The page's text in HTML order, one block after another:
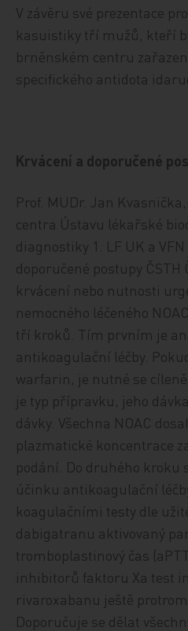
V závěru své prezentace
kasuistiky tří mužů, kteří
brněnském centru
specifického antidota
Krvácení a doporučené
Prof. MUDr. Jan
centra Ústavu lékařské
diagnostiky 1. LF UK a
doporučené postupy ČSTH
krvácení nebo nutnosti
nemocného léčeného
tří kroků. Tím prvním je
antikoagulační léčby.
warfarin, je nutné se
je typ přípravku, jeho
dávky. Všechna NOAC
plazmatické koncentrace
podání. Do druhého kroku
účinku antikoagulační
koagulačními testy dle
dabigatranu aktivovaný
tromboplastinový čas
inhibitorů faktoru Xa test
rivaroxabanu ještě
Doporučuje se dělat